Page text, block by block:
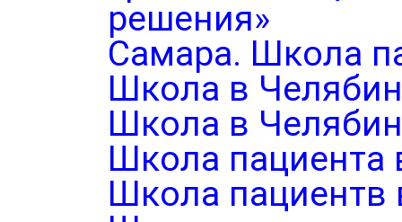
решения»
Самара. Школа
Школа в
Школа в
Школа пациента
Школа пациентв